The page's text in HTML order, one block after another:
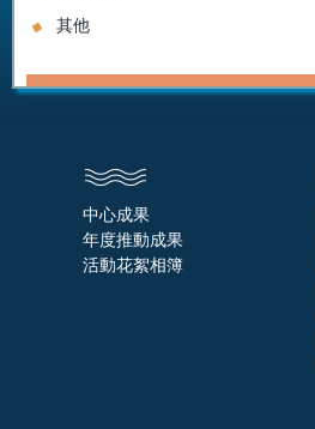
其他
中心成果
年度推動成果
活動花絮相簿